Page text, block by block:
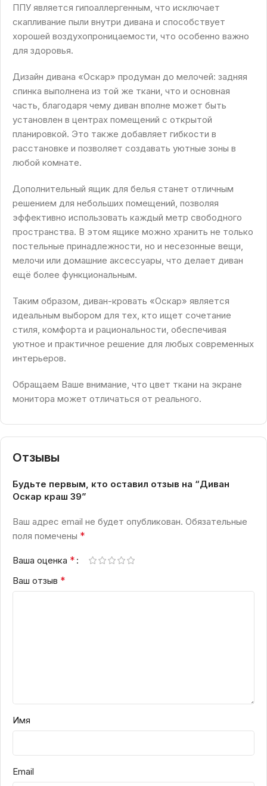
ППУ является гипоаллергенным, что исключает
скапливание пыли внутри дивана и способствует
хорошей воздухопроницаемости, что особенно важно
для здоровья.
Дизайн дивана «Оскар» продуман до мелочей: задняя
спинка выполнена из той же ткани, что и основная
часть, благодаря чему диван вполне может быть
установлен в центрах помещений с открытой
планировкой. Это также добавляет гибкости в
расстановке и позволяет создавать уютные зоны в
любой комнате.
Дополнительный ящик для белья станет отличным
решением для небольших помещений, позволяя
эффективно использовать каждый метр свободного
пространства. В этом ящике можно хранить не только
постельные принадлежности, но и несезонные вещи,
мелочи или домашние аксессуары, что делает диван
ещё более функциональным.
Таким образом, диван-кровать «Оскар» является
идеальным выбором для тех, кто ищет сочетание
стиля, комфорта и рациональности, обеспечивая
уютное и практичное решение для любых современных
интерьеров.
Обращаем Ваше внимание, что цвет ткани на экране
монитора может отличаться от реального.
Отзывы
Будьте первым, кто оставил отзыв на “Диван
Оскар краш 39”
Ваш адрес email не будет опубликован. Обязательные
поля помечены *
Ваша оценка *
Ваш отзыв *
Имя
Email